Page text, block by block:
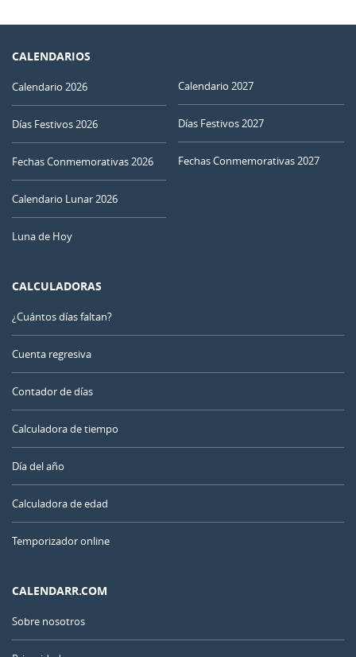
CALENDARIOS
Calendario 2026
Días Festivos 2026
Fechas Conmemorativas 2026
Calendario Lunar 2026
Luna de Hoy
Calendario 2027
Días Festivos 2027
Fechas Conmemorativas 2027
CALCULADORAS
¿Cuántos días faltan?
Cuenta regresiva
Contador de días
Calculadora de tiempo
Día del año
Calculadora de edad
Temporizador online
CALENDARR.COM
Sobre nosotros